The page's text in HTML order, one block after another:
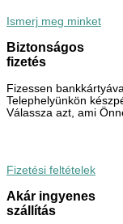
Ismerj meg minket
Biztonságos
fizetés
Fizessen
Telephelyünkön
Válassza azt, ami
Fizetési feltételek
Akár ingyenes
szállítás